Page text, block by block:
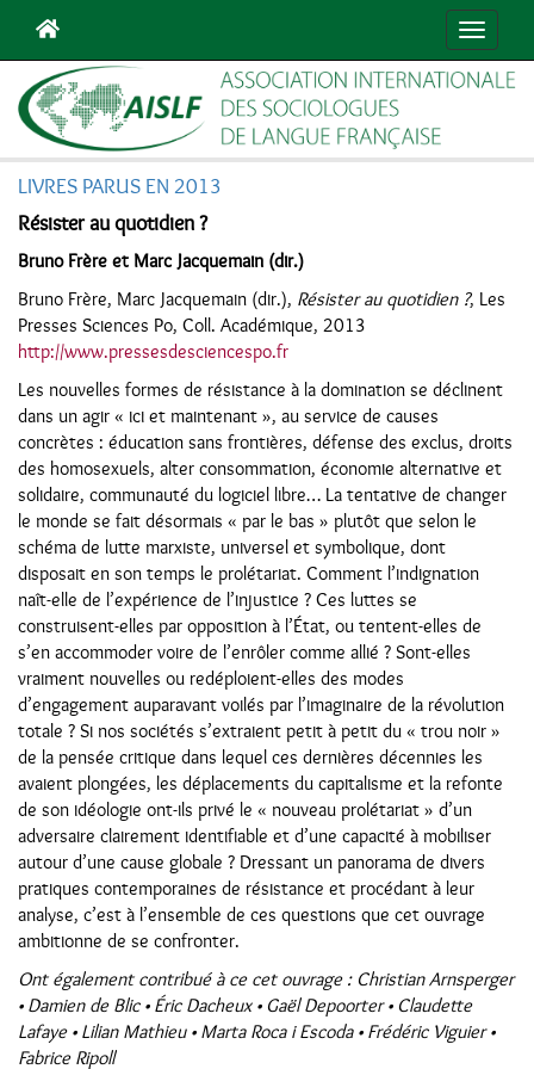
LIVRES PARUS EN 2013
Résister au quotidien ?
Bruno Frère et Marc Jacquemain (dir.)
Bruno Frère, Marc Jacquemain (dir.), Résister au quotidien ?, Les
Presses Sciences Po, Coll. Académique, 2013
http://www.pressesdesciencespo.fr
Les nouvelles formes de résistance à la domination se déclinent
dans un agir « ici et maintenant », au service de causes
concrètes : éducation sans frontières, défense des exclus, droits
des homosexuels, alter consommation, économie alternative et
solidaire, communauté du logiciel libre… La tentative de changer
le monde se fait désormais « par le bas » plutôt que selon le
schéma de lutte marxiste, universel et symbolique, dont
disposait en son temps le prolétariat. Comment l’indignation
naît-elle de l’expérience de l’injustice ? Ces luttes se
construisent-elles par opposition à l’État, ou tentent-elles de
s’en accommoder voire de l’enrôler comme allié ? Sont-elles
vraiment nouvelles ou redéploient-elles des modes
d’engagement auparavant voilés par l’imaginaire de la révolution
totale ? Si nos sociétés s’extraient petit à petit du « trou noir »
de la pensée critique dans lequel ces dernières décennies les
avaient plongées, les déplacements du capitalisme et la refonte
de son idéologie ont-ils privé le « nouveau prolétariat » d’un
adversaire clairement identifiable et d’une capacité à mobiliser
autour d’une cause globale ? Dressant un panorama de divers
pratiques contemporaines de résistance et procédant à leur
analyse, c’est à l’ensemble de ces questions que cet ouvrage
ambitionne de se confronter.
Ont également contribué à ce cet ouvrage : Christian Arnsperger
• Damien de Blic • Éric Dacheux • Gaël Depoorter • Claudette
Lafaye • Lilian Mathieu • Marta Roca i Escoda • Frédéric Viguier •
Fabrice Ripoll